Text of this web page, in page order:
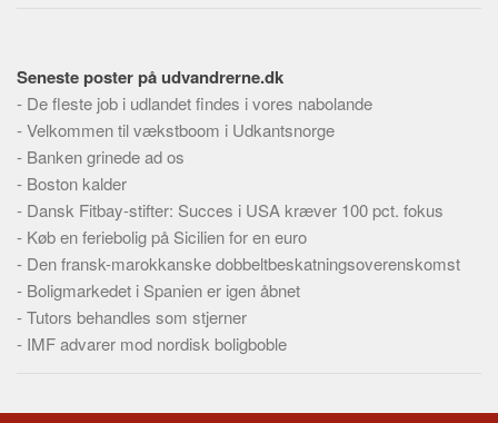
Seneste poster på udvandrerne.dk
- De fleste job i udlandet findes i vores nabolande
-Velkommen til vækstboom i Udkantsnorge
- Banken grinede ad os
- Boston kalder
- Dansk Fitbay-stifter: Succes i USA kræver 100 pct. fokus
- Køb en feriebolig på Sicilien for en euro
- Den fransk-marokkanske dobbeltbeskatningsoverenskomst
- Boligmarkedet i Spanien er igen åbnet
-Tutors behandles som stjerner
- IMF advarer mod nordisk boligboble